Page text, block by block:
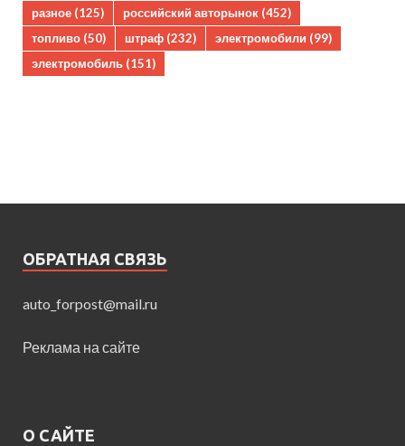
разное (125) российский авторынок (452)
топливо (50) штраф (232) электромобили (99)
электромобиль (151)
ОБРАТНАЯ СВЯЗЬ
auto_forpost@mail.ru
Реклама на сайте
О САЙТЕ